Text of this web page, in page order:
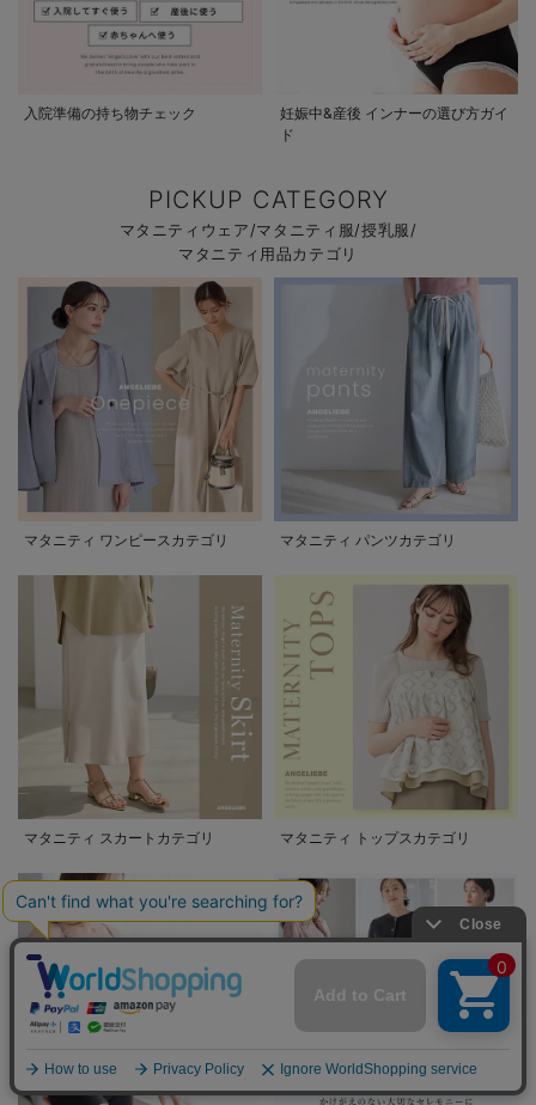
入院準備の持ち物チェック
妊娠中&産後 インナーの選び方ガイ
ド
PICKUP CATEGORY
マタニティウェア/マタニティ服/授乳服/
マタニティ用品カテゴリ
マタニティ ワンピースカテゴリ マタニティ パンツカテゴリ
マタニティ スカートカテゴリ マタニティ トップスカテゴリ